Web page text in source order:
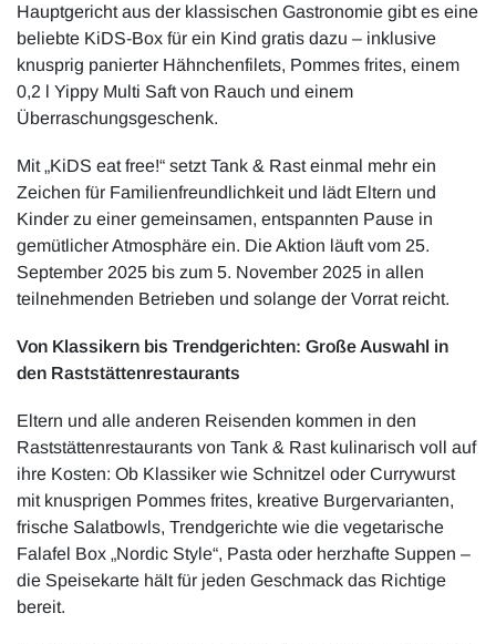
Hauptgericht aus der klassischen Gastronomie gibt es eine
beliebte KiDS-Box für ein Kind gratis dazu – inklusive
knusprig panierter Hähnchenfilets, Pommes frites, einem
0,2 l Yippy Multi Saft von Rauch und einem
Überraschungsgeschenk.
Mit „KiDS eat free!“ setzt Tank & Rast einmal mehr ein
Zeichen für Familienfreundlichkeit und lädt Eltern und
Kinder zu einer gemeinsamen, entspannten Pause in
gemütlicher Atmosphäre ein. Die Aktion läuft vom 25.
September 2025 bis zum 5. November 2025 in allen
teilnehmenden Betrieben und solange der Vorrat reicht.
Von Klassikern bis Trendgerichten: Große Auswahl in
den Raststättenrestaurants
Eltern und alle anderen Reisenden kommen in den
Raststättenrestaurants von Tank & Rast kulinarisch voll auf
ihre Kosten: Ob Klassiker wie Schnitzel oder Currywurst
mit knusprigen Pommes frites, kreative Burgervarianten,
frische Salatbowls, Trendgerichte wie die vegetarische
Falafel Box „Nordic Style“, Pasta oder herzhafte Suppen –
die Speisekarte hält für jeden Geschmack das Richtige
bereit.